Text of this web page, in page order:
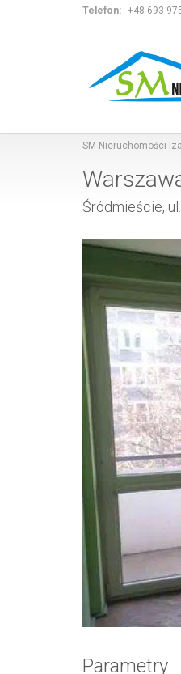
Telefon: +48 693
SM Nieruchomości
Śródmieście,
Zdjęcie
Parametry